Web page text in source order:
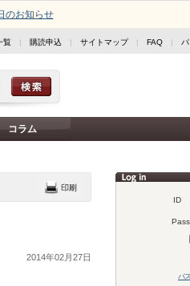
のお知らせ
覧 | 購読申込 | サイトマップ| FAQ |
コラム
ID
Pass
パ
2014年02月27日